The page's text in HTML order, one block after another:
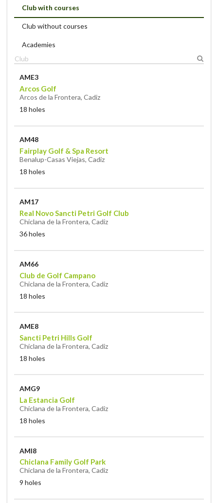
Club with courses
Club without courses
Academies
AME3
Arcos Golf
Arcos de la Frontera, Cadiz
18 holes
AM48
Fairplay Golf & Spa Resort
Benalup-Casas Viejas, Cadiz
18 holes
AM17
Real Novo Sancti Petri Golf Club
Chiclana de la Frontera, Cadiz
36 holes
AM66
Club de Golf Campano
Chiclana de la Frontera, Cadiz
18 holes
AME8
Sancti Petri Hills Golf
Chiclana de la Frontera, Cadiz
18 holes
AMG9
La Estancia Golf
Chiclana de la Frontera, Cadiz
18 holes
AMI8
Chiclana Family Golf Park
Chiclana de la Frontera, Cadiz
9 holes